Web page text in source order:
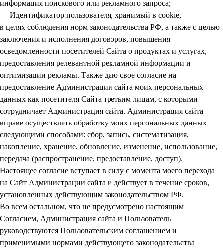
информация поискового или рекламного запроса;
— Идентификатор пользователя, хранимый в cookie,
в целях соблюдения норм законодательства РФ, а также с целью
заключения и исполнения договоров, повышения
осведомленности посетителей Сайта о продуктах и услугах,
предоставления релевантной рекламной информации и
оптимизации рекламы. Также даю свое согласие на
предоставление Администрации сайта моих персональных
данных как посетителя Сайта третьим лицам, с которыми
сотрудничает Администрация сайта. Администрация сайта
вправе осуществлять обработку моих персональных данных
следующими способами: сбор, запись, систематизация,
накопление, хранение, обновление, изменение, использование,
передача (распространение, предоставление, доступ).
Настоящее согласие вступает в силу с момента моего перехода
на Сайт Администрации сайта и действует в течение сроков,
установленных действующим законодательством РФ.
Во всем остальном, что не предусмотрено настоящим
Согласием, Администрация сайта и Пользователь
руководствуются Пользовательским соглашением и
применимыми нормами действующего законодательства